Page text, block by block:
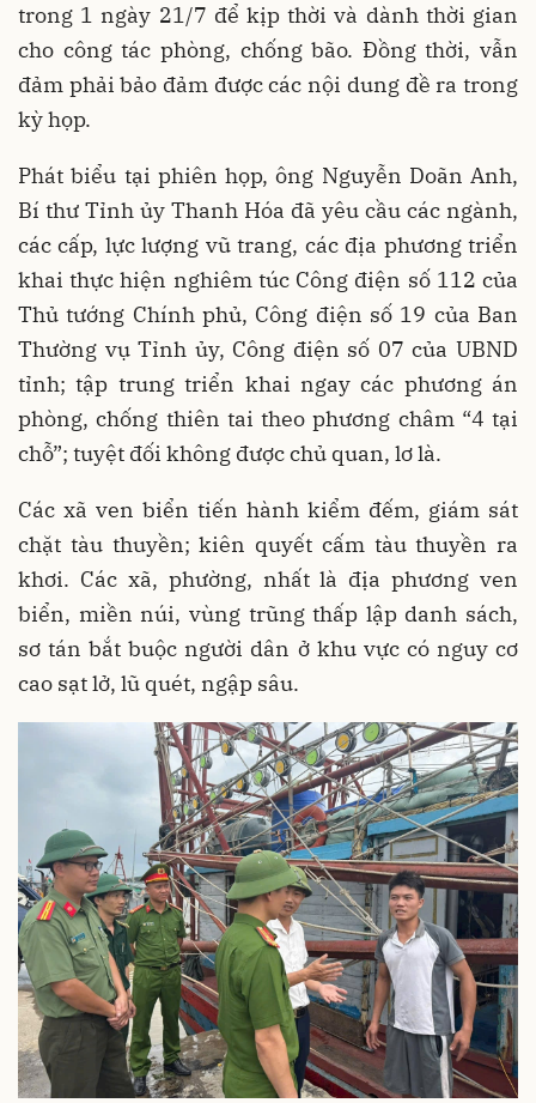
trong 1 ngày 21/7 để kịp thời và dành thời gian
cho công tác phòng, chống bão. Đồng thời, vẫn
đảm phải bảo đảm được các nội dung đề ra trong
kỳ họp.
Phát biểu tại phiên họp, ông Nguyễn Doãn Anh,
Bí thư Tỉnh ủy Thanh Hóa đã yêu cầu các ngành,
các cấp, lực lượng vũ trang, các địa phương triển
khai thực hiện nghiêm túc Công điện số 112 của
Thủ tướng Chính phủ, Công điện số 19 của Ban
Thường vụ Tỉnh ủy, Công điện số 07 của UBND
tỉnh; tập trung triển khai ngay các phương án
phòng, chống thiên tai theo phương châm “4 tại
chỗ”; tuyệt đối không được chủ quan, lơ là.
Các xã ven biển tiến hành kiểm đếm, giám sát
chặt tàu thuyền; kiên quyết cấm tàu thuyền ra
khơi. Các xã, phường, nhất là địa phương ven
biển, miền núi, vùng trũng thấp lập danh sách,
sơ tán bắt buộc người dân ở khu vực có nguy cơ
cao sạt lở, lũ quét, ngập sâu.